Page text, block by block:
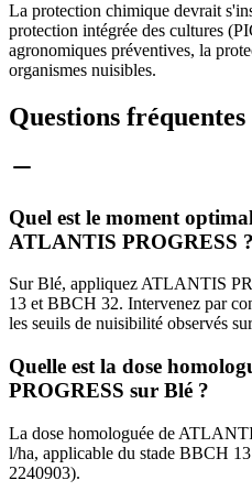
La protection chimique devrait
protection intégrée des cultures
agronomiques préventives, la
organismes nuisibles.
Questions fréquentes
Quel est le moment
ATLANTIS PROGRESS ?
Sur Blé, appliquez ATLANTIS
13 et BBCH 32. Intervenez par
les seuils de nuisibilité observés
Quelle est la dose
PROGRESS sur Blé ?
La dose homologuée de
l/ha, applicable du stade BBCH
2240903).